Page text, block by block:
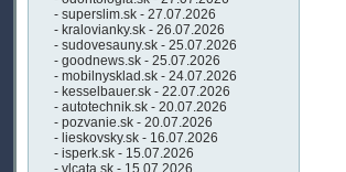
- superslim.sk - 27.07.2026
- kralovianky.sk - 26.07.2026
- sudovesauny.sk - 25.07.2026
- goodnews.sk - 25.07.2026
- mobilnysklad.sk - 24.07.2026
- kesselbauer.sk - 22.07.2026
- autotechnik.sk - 20.07.2026
- pozvanie.sk - 20.07.2026
- lieskovsky.sk - 16.07.2026
- isperk.sk - 15.07.2026
- vlcata.sk - 15.07.2026